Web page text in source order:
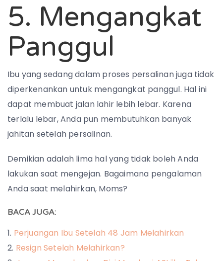
5. Mengangkat
Panggul
Ibu yang sedang dalam proses persalinan juga tidak
diperkenankan untuk mengangkat panggul. Hal ini
dapat membuat jalan lahir lebih lebar. Karena
terlalu lebar, Anda pun membutuhkan banyak
jahitan setelah persalinan.
Demikian adalah lima hal yang tidak boleh Anda
lakukan saat mengejan. Bagaimana pengalaman
Anda saat melahirkan, Moms?
BACA JUGA:
Perjuangan Ibu Setelah 48 Jam Melahirkan
Resign Setelah Melahirkan?